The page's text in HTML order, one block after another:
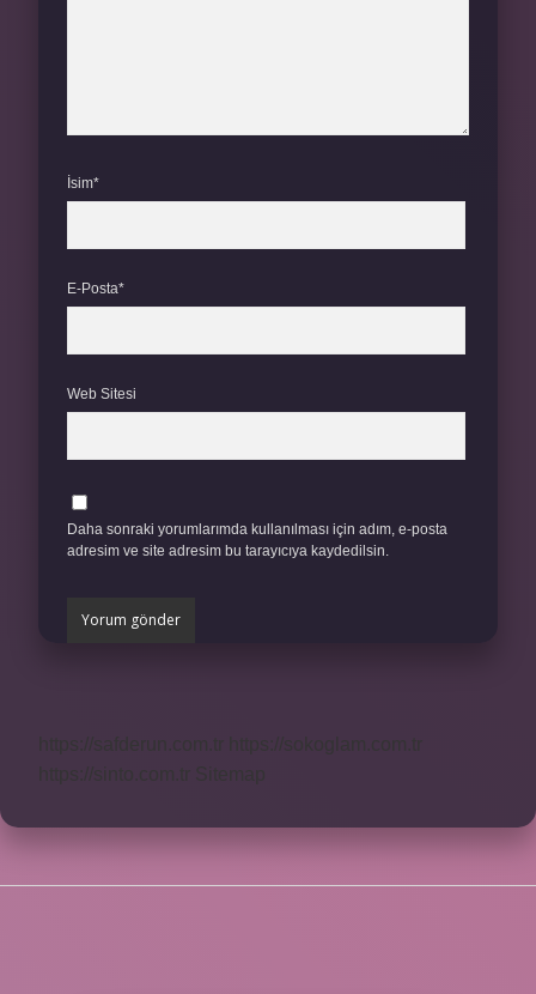
İsim*
E-Posta*
Web Sitesi
Daha sonraki yorumlarımda kullanılması için adım, e-posta
adresim ve site adresim bu tarayıcıya kaydedilsin.